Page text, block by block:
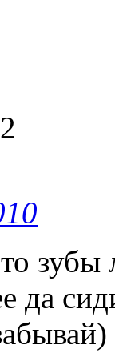
зубы
да